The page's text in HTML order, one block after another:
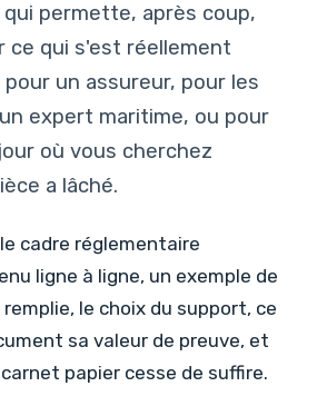
permette, après coup,
ce qui s'est réellement
un assureur, pour les
expert maritime, ou pour
où vous cherchez
a lâché.
cadre réglementaire
ligne à ligne, un exemple de
le choix du support, ce
sa valeur de preuve, et
papier cesse de suffire.